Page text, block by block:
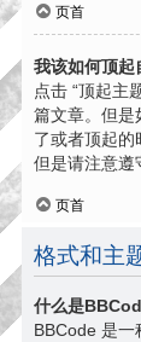
页首
我该如何顶起
点击 “顶起主
篇文章。但是
了或者顶起的
但是请注意遵
页首
格式和主
什么是
BBCode 是